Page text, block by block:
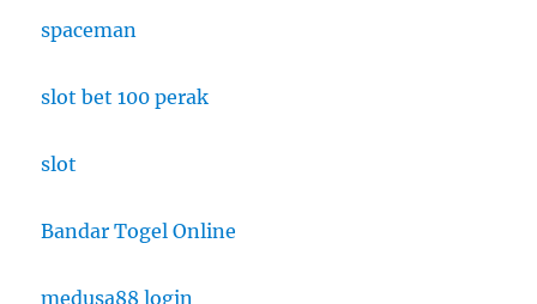
spaceman
slot bet 100 perak
slot
Bandar Togel Online
medusa88 login